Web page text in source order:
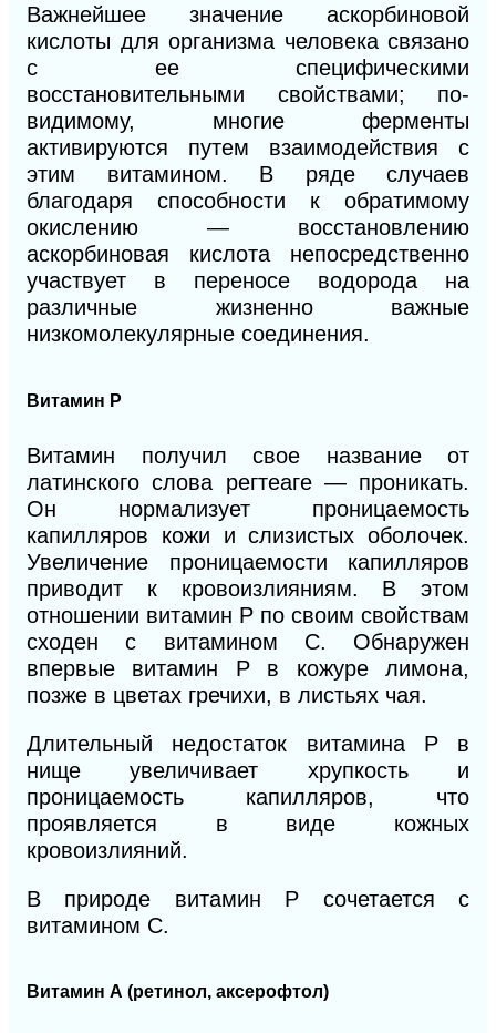
Важнейшее значение аскорбиновой
кислоты для организма человека связано
с ее специфическими
восстановительными свойствами; по-
видимому, многие ферменты
активируются путем взаимодействия с
этим витамином. В ряде случаев
благодаря способности к обратимому
окислению — восстановлению
аскорбиновая кислота непосредственно
участвует в переносе водорода на
различные жизненно важные
низкомолекулярные соединения.
Витамин Р
Витамин получил свое название от
латинского слова регтеаге — проникать.
Он нормализует проницаемость
капилляров кожи ислизистых оболочек.
Увеличение проницаемости капилляров
приводит к кровоизлияниям. В этом
отношении витамин Р по своим свойствам
сходен с витамином С. Обнаружен
впервые витамин Р в кожуре лимона,
позже в цветах гречихи, в листьях чая.
Длительный недостаток витамина Р в
нище увеличивает хрупкость и
проницаемость капилляров, что
проявляется в виде кожных
кровоизлияний.
В природе витамин Р сочетается с
витамином C.
Витамин А (ретинол, аксерофтол)